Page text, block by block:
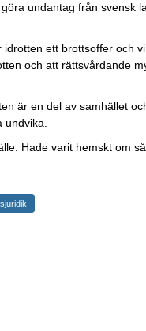
undantag från svensk
ett brottsoffer och
och att rättsvårdande
är en del av samhället
undvika.
Hade varit hemskt om